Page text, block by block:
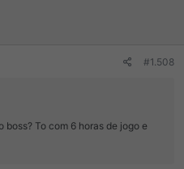
#1.508
To com 6 horas de jogo e